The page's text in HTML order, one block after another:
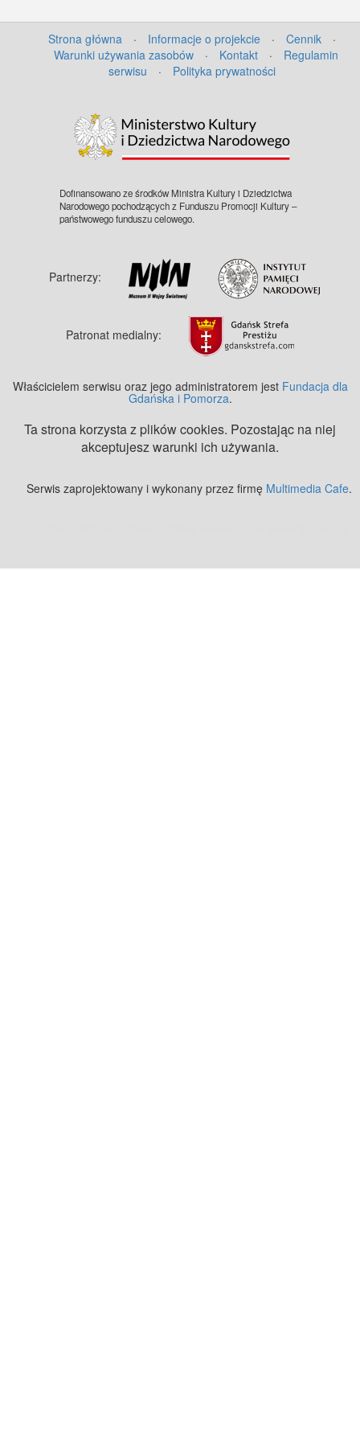
Strona główna · Informacje o projekcie · Cennik
·
Warunki używania zasobów
· Kontakt ·
Regulamin
serwisu
· Polityka prywatności
Dofinansowano ze środków Ministra Kultury i Dziedzictwa
Narodowego pochodzących z Funduszu Promocji Kultury –
państwowego funduszu celowego.
Partnerzy:
Patronat medialny:
Właścicielem serwisu oraz jego administratorem jest Fundacja dla
Gdańska i Pomorza.
Ta strona korzysta z plików cookies. Pozostając na niej
akceptujesz warunki ich używania.
Serwis zaprojektowany i wykonany przez firmę Multimedia Cafe.